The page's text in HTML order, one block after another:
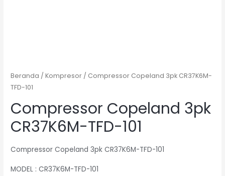
Beranda /Kompresor / Compressor Copeland 3pk CR37K6M-
TFD-101
Compressor Copeland 3pk
CR37K6M-TFD-101
Compressor Copeland 3pk CR37K6M-TFD-101
MODEL : CR37K6M-TFD-101